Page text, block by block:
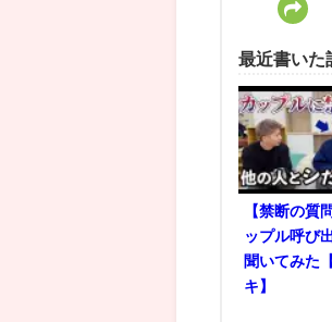
最近書いた
【禁断の質
ップル呼び
聞いてみた
キ】